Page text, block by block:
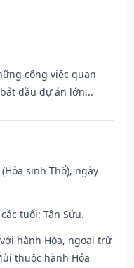
công việc quan
đầu dự án lớn...
sinh Thổ), ngày
tuổi: Tân Sửu.
hành Hỏa, ngoại trừ
thuộc hành Hỏa